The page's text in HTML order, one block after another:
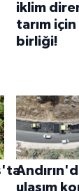
iklim
tarım
birliği!
ulaşım